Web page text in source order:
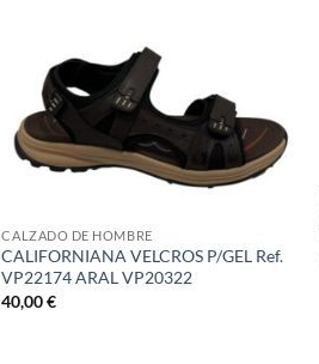
CALZADO DE HOMBRE
CALIFORNIANA VELCROS P/GEL Ref.
VP22174 ARAL VP20322
40,00€